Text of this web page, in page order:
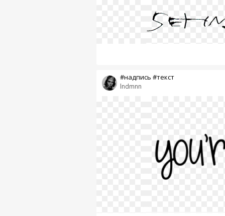
lndmnn
#надпись #текст